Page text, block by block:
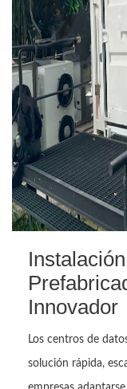
Innovador
Los centros de
solución rápida,